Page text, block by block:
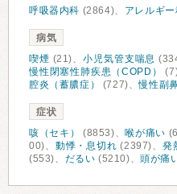
呼吸器内科 (2864)、 アレルギー
病気
喫煙 (21)、小児気管支喘息
慢性閉塞性肺疾患（COPD）
(7)
腔炎（蓄膿症）
(727)、慢性副
症状
咳（セキ）
(8853)、喉が痛い
00)、 動悸・息切れ (2397)、発
(553)、 だるい (5210)、頭が痛